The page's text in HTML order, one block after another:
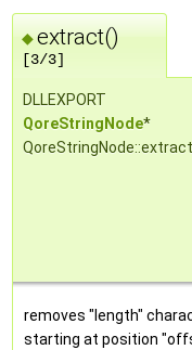
◆extract()
[3/3]
DLLEXPORT
QoreStringNode*
QoreStringNode::extract
removes "length"
starting at position